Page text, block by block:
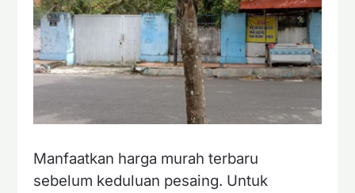
Manfaatkan harga murah terbaru
sebelum keduluan pesaing. Untuk